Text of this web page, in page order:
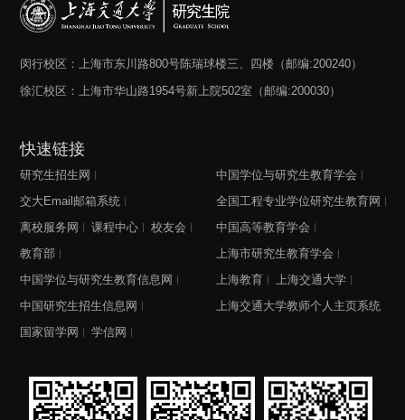
闵行校区：上海市东川路800号陈瑞球楼三、四楼（邮编:200240）
徐汇校区：上海市华山路1954号新上院502室（邮编:200030）
快速链接
研究生招生网
交大Email邮箱系统
离校服务网
课程中心
校友会
教育部
中国学位与研究生教育信息网
中国研究生招生信息网
国家留学网
学信网
中国学位与研究生教育学会
全国工程专业学位研究生教育网
中国高等教育学会
上海市研究生教育学会
上海教育
上海交通大学
上海交通大学教师个人主页系统